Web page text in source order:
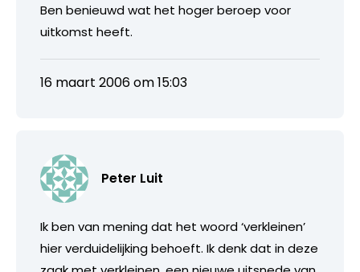
Ben benieuwd wat het hoger beroep voor
uitkomst heeft.
16 maart 2006 om 15:03
Peter Luit
Ik ben van mening dat het woord ‘verkleinen’
hier verduidelijking behoeft. Ik denk dat in deze